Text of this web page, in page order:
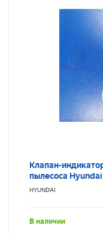
Клапан-
пылесоса Hyundai
HYUNDAI
В наличии